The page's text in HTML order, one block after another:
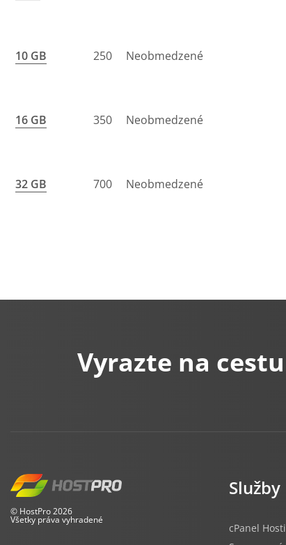
10 GB 250 Neobmedzené
16 GB 350 Neobmedzené
32 GB 700 Neobmedzené
Vyrazte na
© HostPro 2026
Všetky práva vyhradené
Služby
cPanel